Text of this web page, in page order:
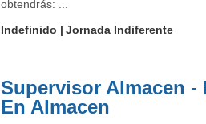
obtendrás: ...
Indefinido
Jornada Indiferente
Supervisor Almacen -
En Almacen